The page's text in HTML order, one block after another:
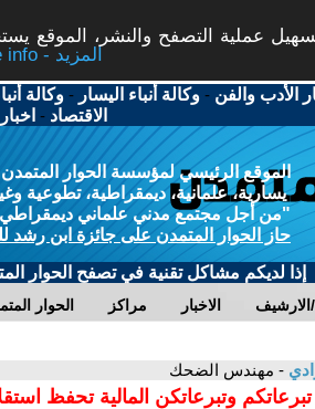
عملية التصفح والنشر، الموقع
More info - المزيد
الأدب والفن -وكالة أنباء اليسار -وكالة
الاقتصاد -
الموقع الرئيسي لمؤسسة الحوار المتمدن
يسارية، علمانية، ديمقراطية، تطوعية
"من أجل مجتمع مدني علماني ديمقراطي
حاز الحوار المتمدن على جائزة ابن رشد
إذا لديكم مشاكل تقنية في تصفح الحوار
الحوار مراكز الاخبار
- مهندس الضحك
تبرعاتكم وتبرعاتكن المالية تحفظ